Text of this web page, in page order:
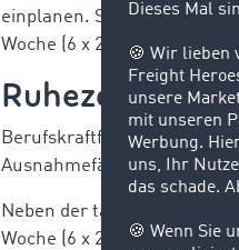
einplanen. Sie können die
Woche (6 x 24 Stunden)
Ruhezeiten
Berufskraftfahrer müssen
Ausnahmefällen in zwei
Neben der täglichen gibt
Woche (6 x 24 Stunden)